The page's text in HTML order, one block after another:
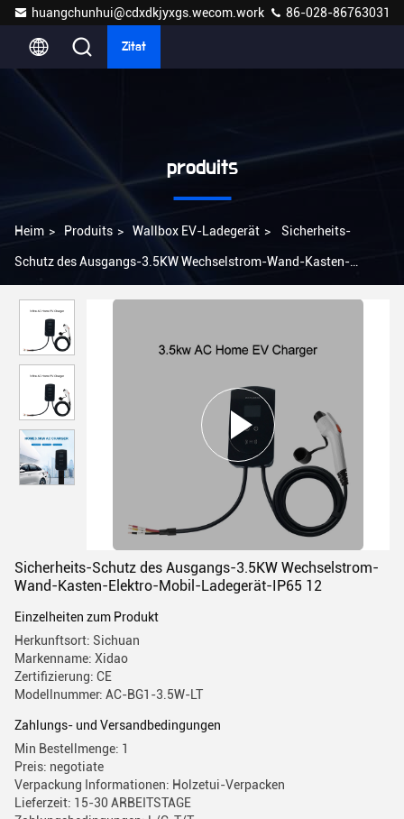
huangchunhui@cdxdkjyxgs.wecom.work 86-028-86763031
Zitat
produits
Heim > Produits > Wallbox EV-Ladegerät > Sicherheits-
Schutz des Ausgangs-3.5KW Wechselstrom-Wand-Kasten-
Sicherheits-Schutz des Ausgangs-3.5KW Wechselstrom-
Wand-Kasten-Elektro-Mobil-Ladegerät-IP65 12
Einzelheiten zum Produkt
Herkunftsort: Sichuan
Markenname: Xidao
Zertifizierung: CE
Modellnummer: AC-BG1-3.5W-LT
Zahlungs- und Versandbedingungen
Min Bestellmenge: 1
Preis: negotiate
Verpackung Informationen: Holzetui-Verpacken
Lieferzeit: 15-30 ARBEITSTAGE